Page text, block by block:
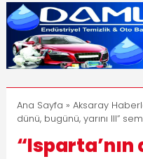
16:00
Aksaray
8:23
11:30
Ana Sayfa » Aksaray
dünü, bugünü, yarını III”